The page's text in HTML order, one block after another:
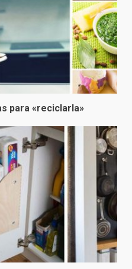
para «reciclarla»